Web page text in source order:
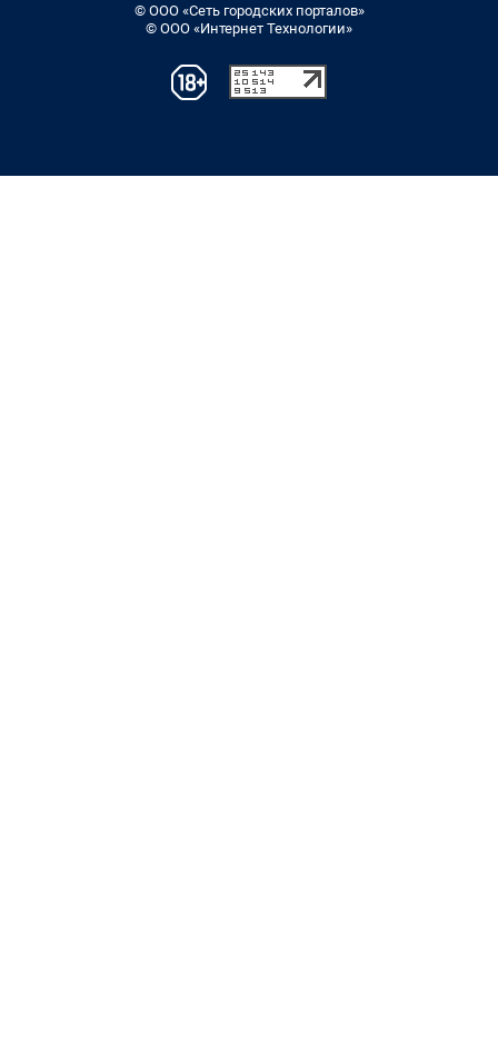
© ООО «Сеть городских порталов»
© ООО «Интернет Технологии»